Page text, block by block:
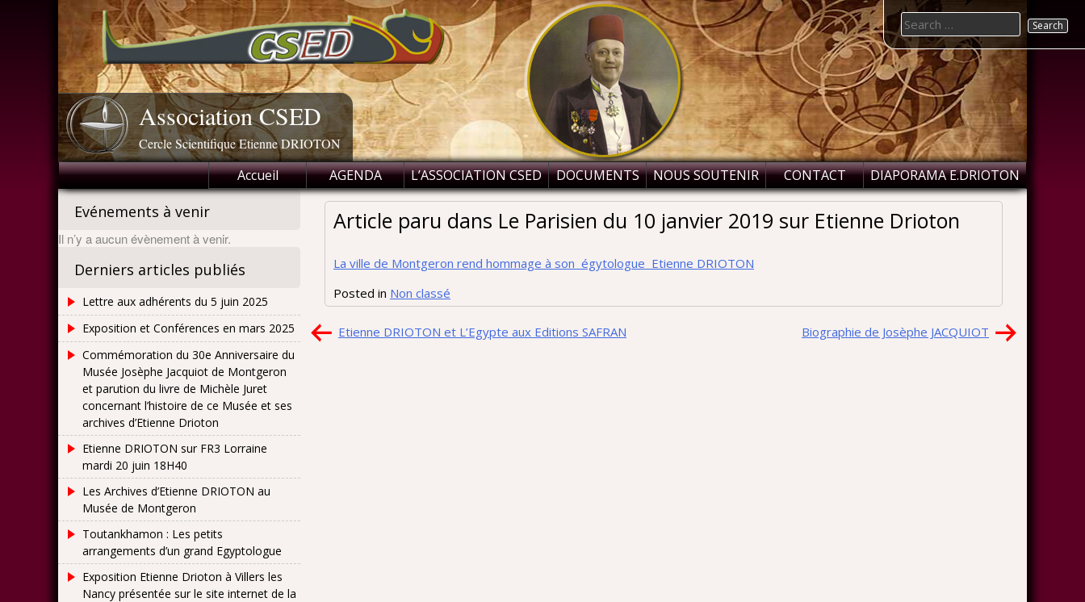
Association CSED
Cercle Scientifique Etienne DRIOTON
Accueil AGENDA L’ASSOCIATION CSED DOCUMENTS NOUS SOUTENIR CONTACT DIAPORAMA E.DRIOTON
Search
for:
Article paru dans Le Parisien du 10 janvier 2019 sur Etienne Drioton
La ville de Montgeron rend hommage à son égytologue Etienne DRIOTON
Posted in Non classé
Navigation
Etienne DRIOTON et L’Egypte aux Editions SAFRAN Biographie de Josèphe JACQUIOT
Evénements à venir
Il n’y a aucun évènement à venir.
Derniers articles publiés
Lettre aux adhérents du 5 juin 2025
Exposition et Conférences en mars 2025
Commémoration du 30e Anniversaire du
Musée Josèphe Jacquiot de Montgeron
et parution du livre de Michèle Juret
concernant l’histoire de ce Musée et ses
archives d’Etienne Drioton
Etienne DRIOTON sur FR3 Lorraine
mardi 20 juin 18H40
Les Archives d’Etienne DRIOTON au
Musée de Montgeron
Toutankhamon : Les petits
arrangements d’un grand Egyptologue
Exposition Etienne Drioton à Villers les
Nancy présentée sur le site internet de la